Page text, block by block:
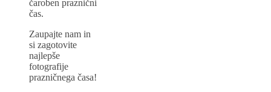
čaroben praznični
čas.
Zaupajte nam in
si zagotovite
najlepše
fotografije
prazničnega časa!